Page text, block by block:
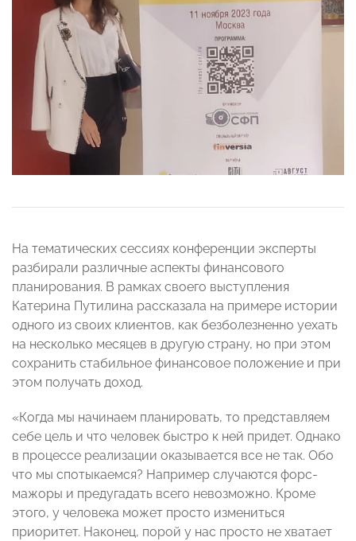
На тематических сессиях конференции эксперты
разбирали различные аспекты финансового
планирования. В рамках своего выступления
Катерина Путилина рассказала на примере истории
одного из своих клиентов, как безболезненно уехать
на несколько месяцев в другую страну, но при этом
сохранить стабильное финансовое положение и при
этом получать доход.
«Когда мы начинаем планировать, то представляем
себе цель и что человек быстро к ней придет. Однако
в процессе реализации оказывается все не так. Обо
что мы спотыкаемся? Например случаются форс-
мажоры и предугадать всего невозможно. Кроме
этого, у человека может просто измениться
приоритет. Наконец, порой у нас просто не хватает